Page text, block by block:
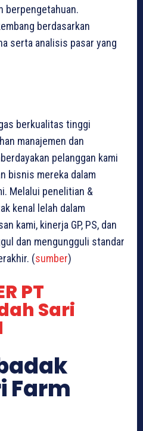
berpengetahuan.
berdasarkan
serta analisis pasar yang
berkualitas tinggi
manajemen dan
pelanggan kami
bisnis mereka dalam
Melalui penelitian &
kenal lelah dalam
kami, kinerja GP, PS, dan
dan mengungguli standar
(sumber)
PT
Sari
Farm